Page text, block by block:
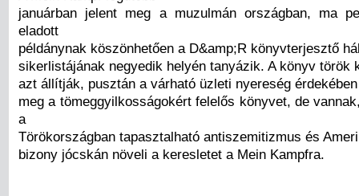
januárban jelent meg a muzulmán országban, ma
eladott
példánynak köszönhetően a D&amp;R könyvterjesztő
sikerlistájának negyedik helyén tanyázik. A könyv török
azt állítják, pusztán a várható üzleti nyereség
meg a tömeggyilkosságokért felelős könyvet, de
a
Törökországban tapasztalható antiszemitizmus és
bizony jócskán növeli a keresletet a Mein Kampfra.